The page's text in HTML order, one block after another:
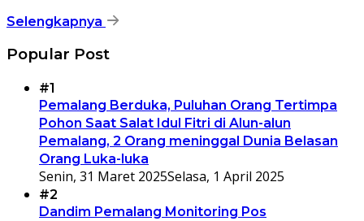
Selengkapnya
Popular Post
#1
Pemalang Berduka, Puluhan Orang Tertimpa
Pohon Saat Salat Idul Fitri di Alun-alun
Pemalang, 2 Orang meninggal Dunia Belasan
Orang Luka-luka
Senin, 31 Maret 2025Selasa, 1 April 2025
#2
Dandim Pemalang Monitoring Pos